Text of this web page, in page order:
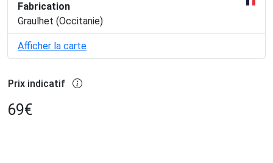
Fabrication
Graulhet (Occitanie)
Afficher la carte
Prix indicatif
69€